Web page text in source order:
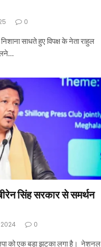
0
साधते हुए विपक्ष के नेता राहुल
सिंह सरकार से समर्थन
0
को एक बड़ा झटका लगा है। नेशनल